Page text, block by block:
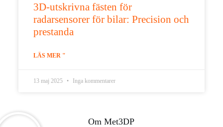
3D-utskrivna fästen för
radarsensorer för bilar: Precision och
prestanda
LÄS MER "
13 maj 2025 Inga kommentarer
Om Met3DP